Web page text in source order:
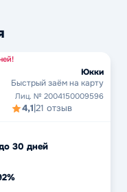
Юкки
Быстрый заём на карту
Лиц. № 2004150009596
4,1|21 отзыв
30 дней